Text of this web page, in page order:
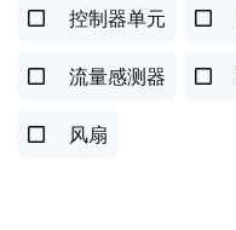
控制器单元
流量感测器
风扇